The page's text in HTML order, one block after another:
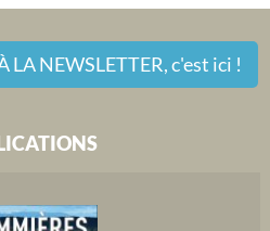
LA NEWSLETTER,c'est ici !